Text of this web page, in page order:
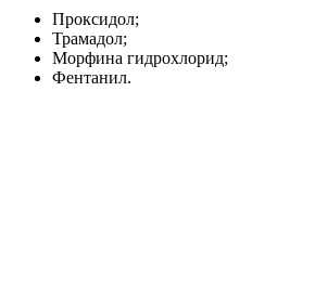
Проксидол;
Трамадол;
Морфина гидрохлорид;
Фентанил.